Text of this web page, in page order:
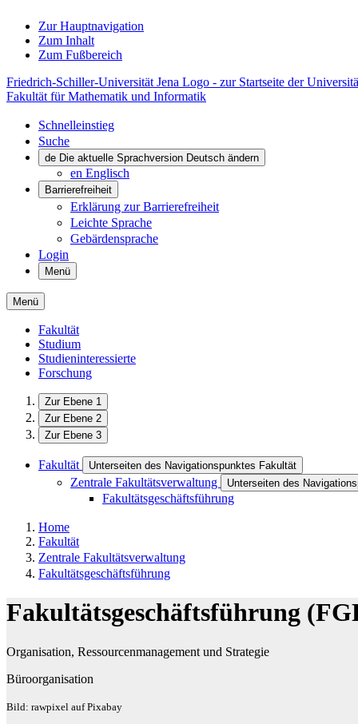
Zur Hauptnavigation
Zum Inhalt
Zum Fußbereich
Friedrich-Schiller-Universität Jena Logo - zur Startseite der
Fakultät für Mathematik und Informatik
Schnelleinstieg
Suche
de Die aktuelle Sprachversion Deutsch ändern
en Englisch
Barrierefreiheit
Erklärung zur Barrierefreiheit
Leichte Sprache
Gebärdensprache
Login
Menü
Menü
Fakultät
Studium
Studieninteressierte
Forschung
Zur Ebene 1
Zur Ebene 2
Zur Ebene 3
Fakultät Unterseiten des Navigationspunktes Fakultät
Zentrale Fakultätsverwaltung Unterseiten des
Fakultätsgeschäftsführung
Home
Fakultät
Zentrale Fakultätsverwaltung
Fakultätsgeschäftsführung
Fakultätsgeschäftsführung
Organisation, Ressourcenmanagement und Strategie
Büroorganisation
Bild: rawpixel auf Pixabay